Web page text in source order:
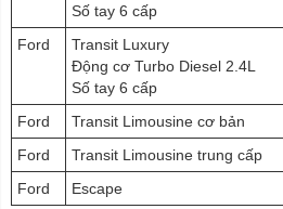
Số tay 6 cấp
Ford
Transit Luxury
Động cơ Turbo Diesel 2.4L
Số tay 6 cấp
Ford Transit Limousine cơ bản
Ford
Transit Limousine trung cấp
Ford
Escape